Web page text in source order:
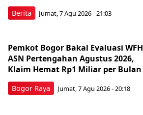
Berita Jumat, 7 Agu 2026 - 21:03
Bogor Raya
Pemkot Bogor Bakal Evaluasi WFH
ASN Pertengahan Agustus 2026,
Klaim Hemat Rp1 Miliar per Bulan
Jumat, 7 Agu 2026 - 20:18